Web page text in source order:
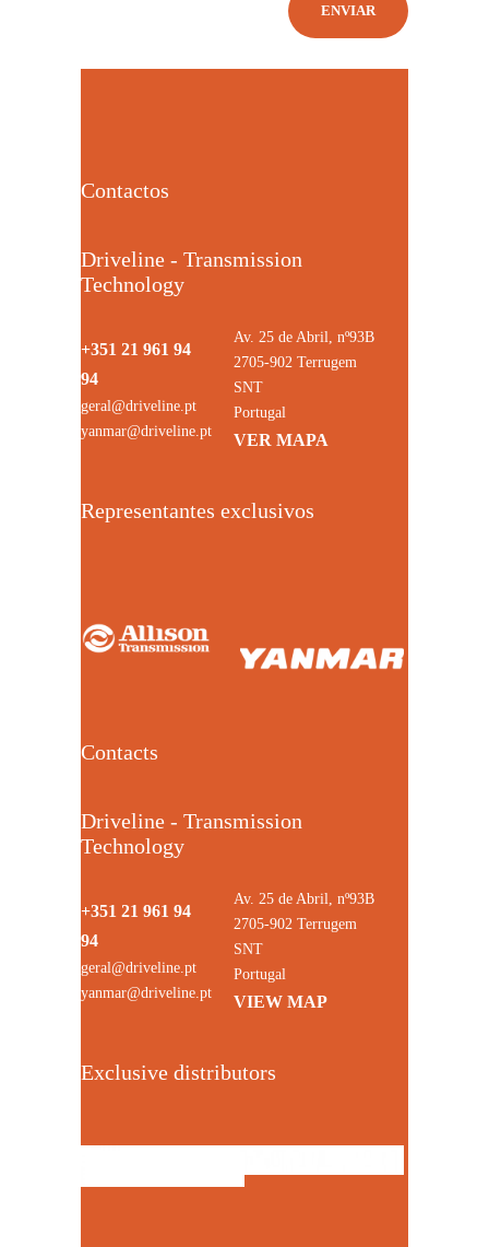
Contactos
Driveline - Transmission
Technology
+351 21 961 94
94
geral@driveline.pt
yanmar@driveline.pt
Av. 25 de Abril, nº93B
2705-902 Terrugem
SNT
Portugal
VER MAPA
Representantes exclusivos
Contacts
Driveline - Transmission
Technology
+351 21 961 94
94
geral@driveline.pt
yanmar@driveline.pt
Av. 25 de Abril, nº93B
2705-902 Terrugem
SNT
Portugal
VIEW MAP
Exclusive distributors